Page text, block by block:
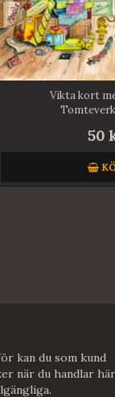
Vikta kort
50
kan du som kund
när du handlar